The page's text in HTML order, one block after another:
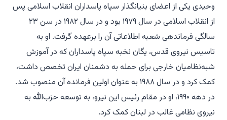
وحیدی یکی از اعضای بنیانگذار سپاه پاسداران انقلاب اسلامی پس
از انقلاب اسلامی در سال ۱۹۷۹ بود و در سال ۱۹۸۲ در سن ۲۳
سالگی فرماندهی شعبه اطلاعاتی آن را برعهده گرفت. او به
تاسیس نیروی قدس، یگان نخبه سپاه پاسداران که در آموزش
شبه‌نظامیان خارجی برای حمله به دشمنان ایران تخصص داشت،
کمک کرد و در سال ۱۹۸۸ به عنوان اولین فرمانده آن منصوب شد.
در دهه ۱۹۹۰، او در مقام رئیس این نیرو، به توسعه حزب‌الله به
نیروی نظامی غالب در لبنان کمک کرد.